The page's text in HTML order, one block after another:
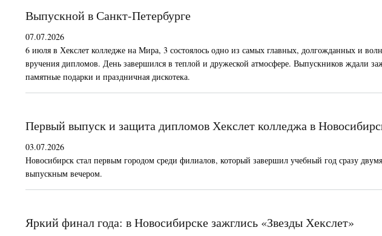
Выпускной в Санкт-Петербурге
07.07.2026
6 июля в Хекслет колледже на Мира, 3 состоялось одно из самых главных, долгожданных и
вручения дипломов. День завершился в теплой и дружеской атмосфере. Выпускников ждали
памятные подарки и праздничная дискотека.
Первый выпуск и защита дипломов Хекслет колледжа в
03.07.2026
Новосибирск стал первым городом среди филиалов, который завершил учебный год сразу
выпускным вечером.
Яркий финал года: в Новосибирске зажглись «Звезды Хекслет»